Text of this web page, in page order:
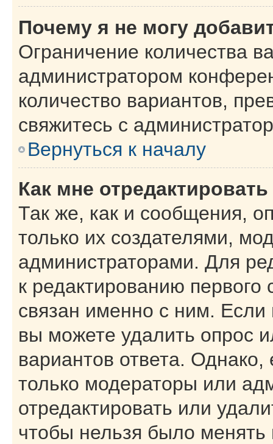
Почему я не могу
Ограничение количества
администратором
количество вариантов,
свяжитесь с
Вернуться к началу
Как мне
Так же, как и сообщения,
только их создателями,
администраторами. Для
к редактированию
связан именно с ним. Если
вы можете удалить опрос
вариантов ответа. Однако,
только модераторы или
отредактировать или
чтобы нельзя было